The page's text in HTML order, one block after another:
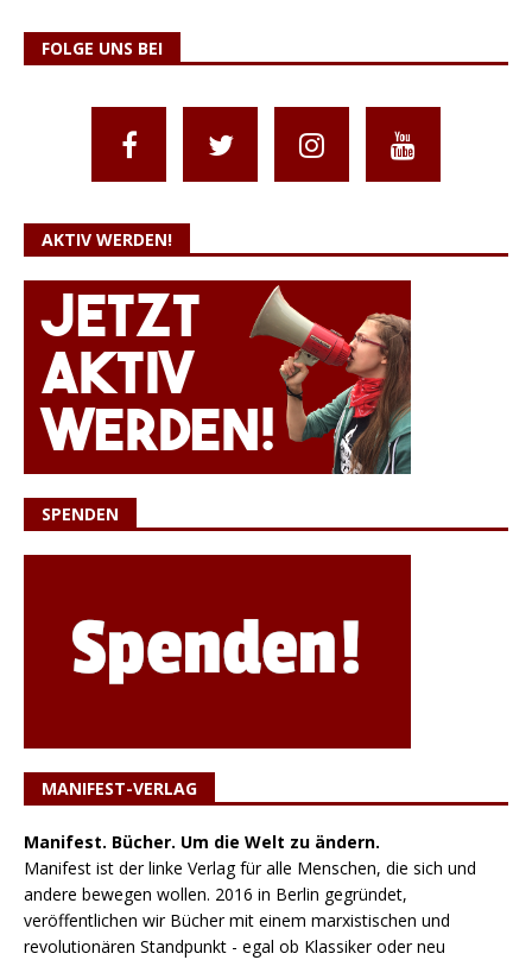
FOLGE UNS BEI
AKTIV WERDEN!
SPENDEN
MANIFEST-VERLAG
Manifest. Bücher. Um die Welt zu ändern.
Manifest ist der linke Verlag für alle Menschen, die sich und
andere bewegen wollen. 2016 in Berlin gegründet,
veröffentlichen wir Bücher mit einem marxistischen und
revolutionären Standpunkt - egal ob Klassiker oder neu